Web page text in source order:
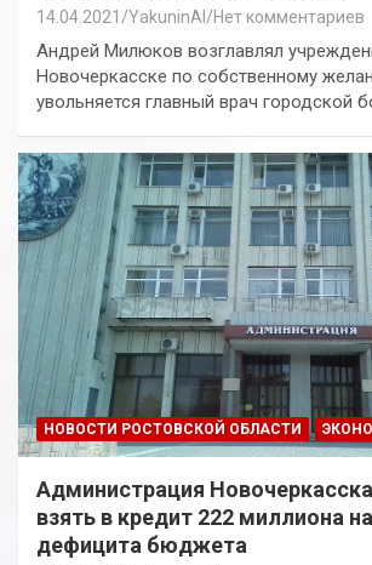
14.04.2021 YakuninAI Нет комментариев
Андрей Милюков возглавлял
Новочеркасске по собственному
увольняется главный врач городской
НОВОСТИ РОСТОВСКОЙ ОБЛАСТИ
Администрация
взять в кредит 222 миллиона
дефицита бюджета